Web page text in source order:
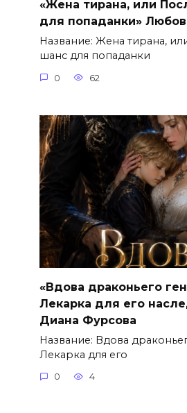
«Жена тирана, или
для попаданки»
Название: Жена тирана,
шанс для попаданки
0 62
«Вдова драконьего
Лекарка для его
Диана Фурсова
Название: Вдова
Лекарка для его
0 4